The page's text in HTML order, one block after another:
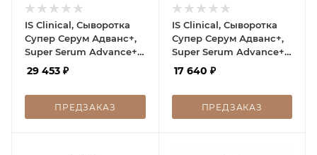
IS Clinical, Сыворотка
Супер Серум Адванс+,
Super Serum Advance+,
30 мл
29 453 ₽
ПРЕДЗАКАЗ
IS Clinical, Сыворотка
Супер Серум Адванс+,
Super Serum Advance+,
15 мл
17 640 ₽
ПРЕДЗАКАЗ